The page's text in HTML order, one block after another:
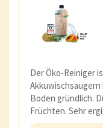
Der Öko-Reiniger
Boden gründlich.
Früchten. Sehr